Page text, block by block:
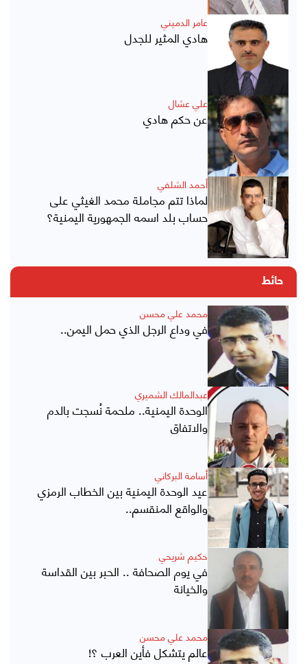
عامر الدميني
هادي المثير للجدل
علي عشال
عن حكم هادي
أحمد الشلفي
لماذا تتم مجاملة محمد الغيثي على
حساب بلد اسمه الجمهورية اليمنية؟
حائط
محمد علي محسن
في وداع الرجل الذي حمل اليمن..
عبدالمالك الشميري
الوحدة اليمنية.. ملحمة نُسجت بالدم
والاتفاق
أسامة البركاني
عيد الوحدة اليمنية بين الخطاب الرمزي
والواقع المنقسم..
حكيم شريحي
في يوم الصحافة .. الحبر بين القداسة
والخيانة
محمد علي محسن
عالم يتشكل فأين العرب ؟!